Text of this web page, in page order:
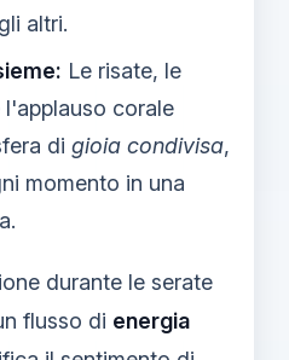
altri.
Le risate, le
l'applauso corale
di gioia condivisa,
momento in una
durante le serate
flusso di energia